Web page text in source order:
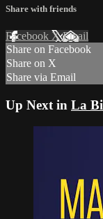
Share with friends
Facebook XEmail
Share on Facebook
Share on X
Share via Email
Up Next in La